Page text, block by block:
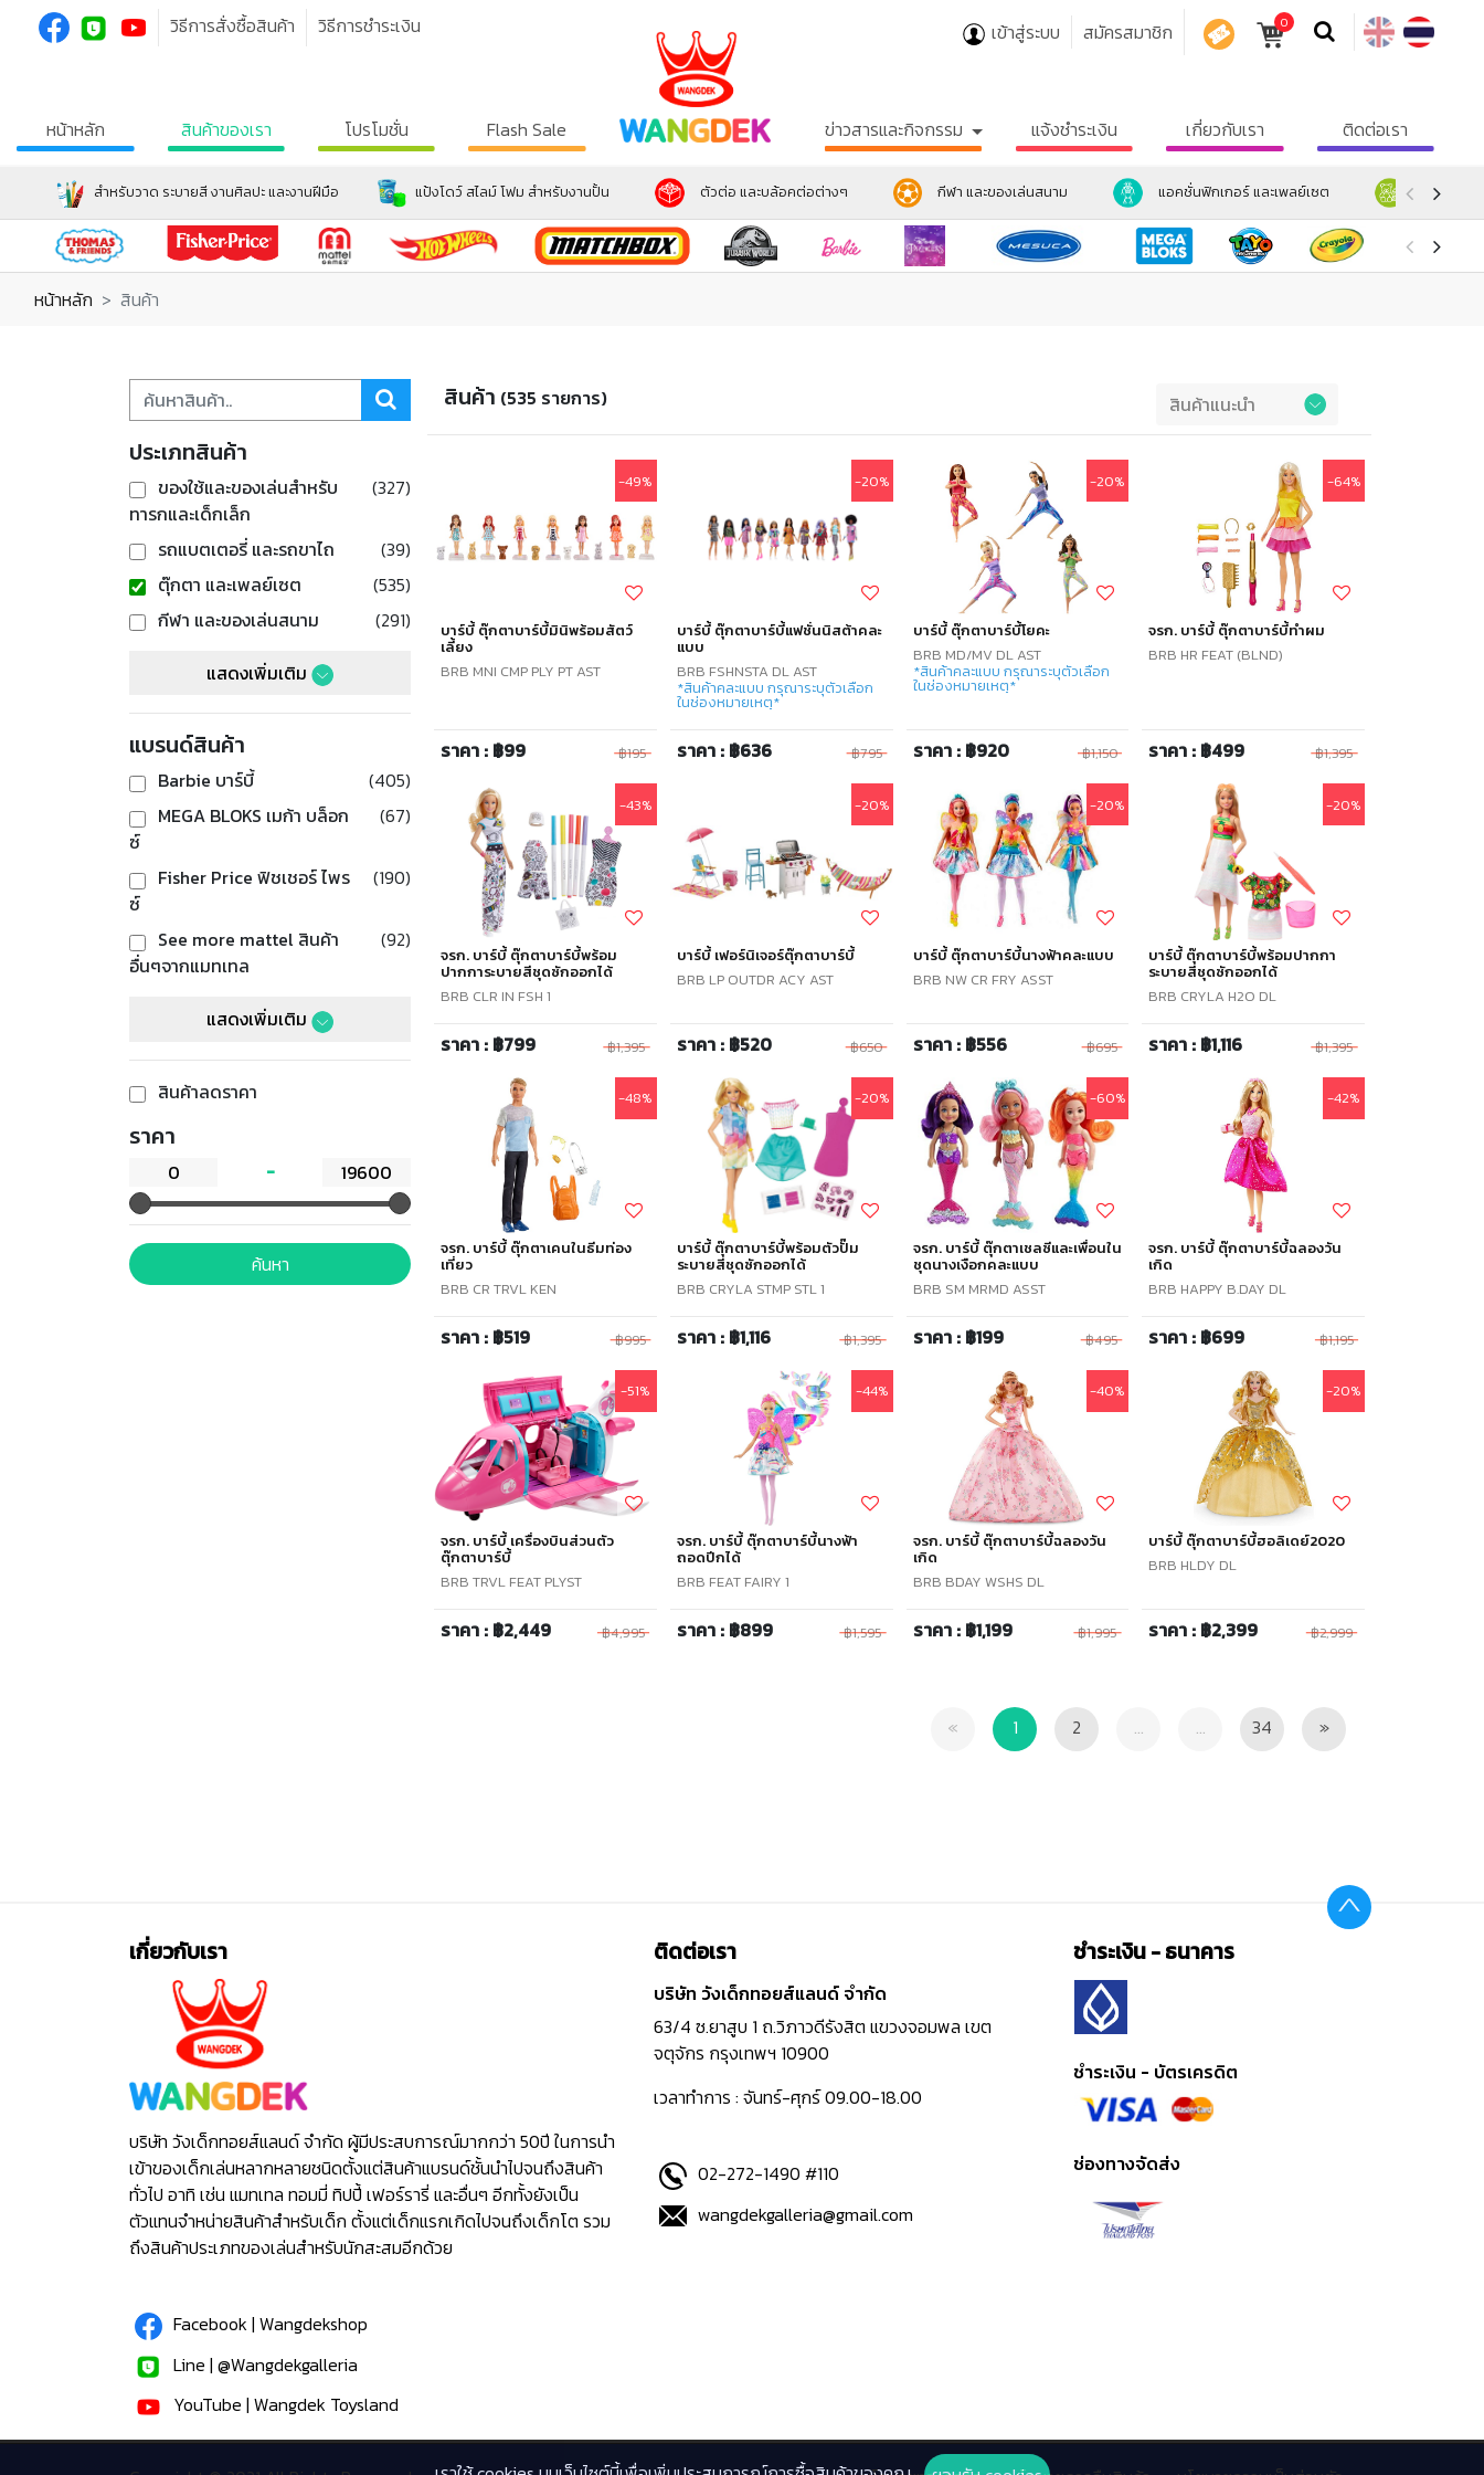
วิธีการสั่งซื้อสินค้า วิธีการชำระเงิน เข้าสู่ระบบ สมัครสมาชิก 0
หน้าหลัก สินค้าของเรา โปรโมชั่น Flash Sale ข่าวสารและกิจกรรม แจ้งชำระเงิน เกี่ยวกับเรา ติดต่อเรา
สำหรับวาด ระบายสี งานศิลปะ และงานฝีมือ แป้งโดว์ สไลม์ โฟม สำหรับงานปั้น ตัวต่อ และบล้อคต่อต่างๆ กีฬา และของเล่นสนาม แอคชั่นฟิกเกอร์ และเพลย์เซต ตุ๊กตา แล
หน้าหลัก สินค้า
ประเภทสินค้า
ของใช้และของเล่นสำหรับ
ทารกและเด็กเล็ก
(327)
รถแบตเตอรี่ และรถขาไถ
(39)
ตุ๊กตา และเพลย์เซต
(535)
กีฬา และของเล่นสนาม
(291)
แสดงเพิ่มเติม
แบรนด์สินค้า
Barbie บาร์บี้
(405)
MEGA BLOKS เมก้า บล็อก
ซ์
(67)
Fisher Price ฟิชเชอร์ ไพร
ซ์
(190)
See more mattel สินค้า
อื่นๆจากแมทเทล
(92)
แสดงเพิ่มเติม
สินค้าลดราคา
ราคา
ค้นหา
สินค้า (535 รายการ) Preference
-49%
บาร์บี้ ตุ๊กตาบาร์บี้มินิพร้อมสัตว์
เลี้ยง
BRB MNI CMP PLY PT AST
ราคา : ฿99 ฿195
-20%
บาร์บี้ ตุ๊กตาบาร์บี้แฟชั่นนิสต้าคละ
แบบ
BRB FSHNSTA DL AST
*สินค้าคละแบบ กรุณาระบุตัวเลือก
ในช่องหมายเหตุ*
ราคา : ฿636 ฿795
-20%
บาร์บี้ ตุ๊กตาบาร์บี้โยคะ
BRB MD/MV DL AST
*สินค้าคละแบบ กรุณาระบุตัวเลือก
ในช่องหมายเหตุ*
ราคา : ฿920 ฿1,150
-64%
จรก. บาร์บี้ ตุ๊กตาบาร์บี้ทำผม
BRB HR FEAT (BLND)
ราคา : ฿499 ฿1,395
-43%
จรก. บาร์บี้ ตุ๊กตาบาร์บี้พร้อม
ปากการะบายสีชุดซักออกได้
BRB CLR IN FSH 1
ราคา : ฿799 ฿1,395
-20%
บาร์บี้ เฟอร์นิเจอร์ตุ๊กตาบาร์บี้
BRB LP OUTDR ACY AST
ราคา : ฿520 ฿650
-20%
บาร์บี้ ตุ๊กตาบาร์บี้นางฟ้าคละแบบ
BRB NW CR FRY ASST
ราคา : ฿556 ฿695
-20%
บาร์บี้ ตุ๊กตาบาร์บี้พร้อมปากกา
ระบายสีชุดซักออกได้
BRB CRYLA H2O DL
ราคา : ฿1,116 ฿1,395
-48%
จรก. บาร์บี้ ตุ๊กตาเคนในธีมท่อง
เที่ยว
BRB CR TRVL KEN
ราคา : ฿519 ฿995
-20%
บาร์บี้ ตุ๊กตาบาร์บี้พร้อมตัวปั๊ม
ระบายสีชุดซักออกได้
BRB CRYLA STMP STL 1
ราคา : ฿1,116 ฿1,395
-60%
จรก. บาร์บี้ ตุ๊กตาเชลซีและเพื่อนใน
ชุดนางเงือกคละแบบ
BRB SM MRMD ASST
ราคา : ฿199 ฿495
-42%
จรก. บาร์บี้ ตุ๊กตาบาร์บี้ฉลองวัน
เกิด
BRB HAPPY B.DAY DL
ราคา : ฿699 ฿1,195
-51%
จรก. บาร์บี้ เครื่องบินส่วนตัว
ตุ๊กตาบาร์บี้
BRB TRVL FEAT PLYST
ราคา : ฿2,449 ฿4,995
-44%
จรก. บาร์บี้ ตุ๊กตาบาร์บี้นางฟ้า
ถอดปีกได้
BRB FEAT FAIRY 1
ราคา : ฿899 ฿1,595
-40%
จรก. บาร์บี้ ตุ๊กตาบาร์บี้ฉลองวัน
เกิด
BRB BDAY WSHS DL
ราคา : ฿1,199 ฿1,995
-20%
บาร์บี้ ตุ๊กตาบาร์บี้ฮอลิเดย์2020
BRB HLDY DL
ราคา : ฿2,399 ฿2,999
« Previous1 2 ... ... 34 »Next
เกี่ยวกับเรา
บริษัท วังเด็กทอยส์แลนด์ จำกัด ผู้มีประสบการณ์มากกว่า 50ปี ในการนำ
เข้าของเด็กเล่นหลากหลายชนิดตั้งแต่สินค้าแบรนด์ชั้นนำไปจนถึงสินค้า
ทั่วไป อาทิ เช่น แมทเทล ทอมมี่ ทิปปี้ เฟอร์รารี่ และอื่นๆ อีกทั้งยังเป็น
ตัวแทนจำหน่ายสินค้าสำหรับเด็ก ตั้งแต่เด็กแรกเกิดไปจนถึงเด็กโต รวม
ถึงสินค้าประเภทของเล่นสำหรับนักสะสมอีกด้วย
Facebook | Wangdekshop
Line | @Wangdekgalleria
YouTube | Wangdek Toysland
ติดต่อเรา
บริษัท วังเด็กทอยส์แลนด์ จำกัด
63/4 ซ.ยาสูบ 1 ถ.วิภาวดีรังสิต แขวงจอมพล เขต
จตุจักร กรุงเทพฯ 10900
เวลาทำการ : จันทร์-ศุกร์ 09.00-18.00
02-272-1490 #110
wangdekgalleria@gmail.com
ชำระเงิน - ธนาคาร
ชำระเงิน - บัตรเครดิต
ช่องทางจัดส่ง